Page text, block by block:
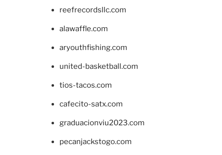
reefrecordsllc.com
alawaffle.com
aryouthfishing.com
united-basketball.com
tios-tacos.com
cafecito-satx.com
graduacionviu2023.com
pecanjackstogo.com